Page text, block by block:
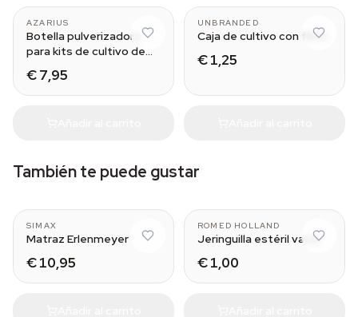
AZARIUS
Botella pulverizadora
para kits de cultivo de
€ 7,95
UNBRANDED
Caja de cultivo con filtro
€ 1,25
También te puede gustar
SIMAX
Matraz Erlenmeyer
€ 10,95
ROMED HOLLAND
Jeringuilla estéril vacía
€ 1,00